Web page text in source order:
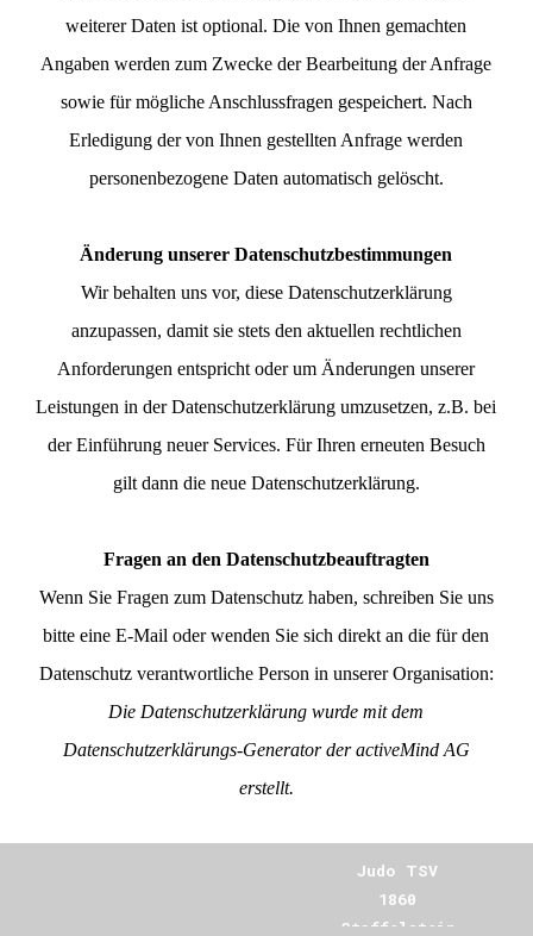
weiterer Daten ist optional. Die von Ihnen gemachten
Angaben werden zum Zwecke der Bearbeitung der Anfrage
sowie für mögliche Anschlussfragen gespeichert. Nach
Erledigung der von Ihnen gestellten Anfrage werden
personenbezogene Daten automatisch gelöscht.
Änderung unserer Datenschutzbestimmungen
Wir behalten uns vor, diese Datenschutzerklärung
anzupassen, damit sie stets den aktuellen rechtlichen
Anforderungen entspricht oder um Änderungen unserer
Leistungen in der Datenschutzerklärung umzusetzen, z.B. bei
der Einführung neuer Services. Für Ihren erneuten Besuch
gilt dann die neue Datenschutzerklärung.
Fragen an den Datenschutzbeauftragten
Wenn Sie Fragen zum Datenschutz haben, schreiben Sie uns
bitte eine E-Mail oder wenden Sie sich direkt an die für den
Datenschutz verantwortliche Person in unserer Organisation:
Die Datenschutzerklärung wurde mit dem
Datenschutzerklärungs-Generator der activeMind AG
erstellt.
Judo TSV
1860
Staffelstein